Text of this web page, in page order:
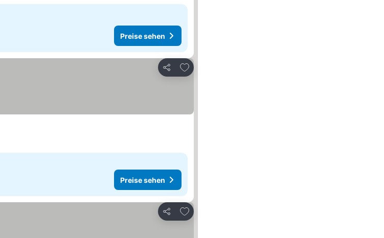
Preise sehen
Teilen
Zu Favoriten hinzufügen
Preise sehen
Teilen
Zu Favoriten hinzufügen